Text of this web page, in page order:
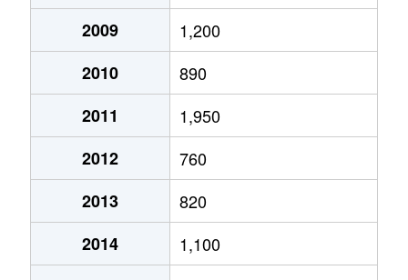
東造道
1,400万円 小柳(青森)
2,600万円 青森
880万円 青森
1,300万円 青森
3,400万円 青森
1,600万円 筒井(青森)
2009
1,200
2010
890
2011
1,950
2012
760
2013
820
2014
1,100